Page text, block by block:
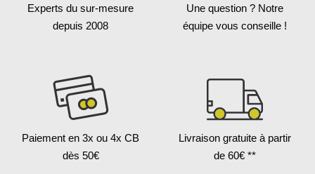
Experts du sur-mesure
depuis 2008
Une question ? Notre
équipe vous conseille !
Paiement en 3x ou 4x CB
dès 50€
Livraison gratuite à partir
de 60€ **